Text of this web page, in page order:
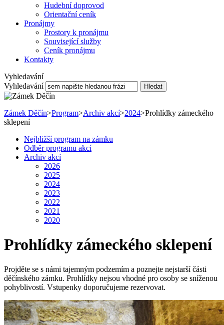
Hudební doprovod
Orientační ceník
Pronájmy
Prostory k pronájmu
Související služby
Ceník pronájmu
Kontakty
Vyhledavání
Vyhledavání
Hledat
Zámek Děčín>Program>Archiv akcí>2024>Prohlídky zámeckého
sklepení
Nejbližší program na zámku
Odběr programu akcí
Archiv akcí
2026
2025
2024
2023
2022
2021
2020
Prohlídky zámeckého sklepení
Projděte se s námi tajemným podzemím a poznejte nejstarší části
děčínského zámku. Prohlídky nejsou vhodné pro osoby se sníženou
pohyblivostí. Vstupenky doporučujeme rezervovat.